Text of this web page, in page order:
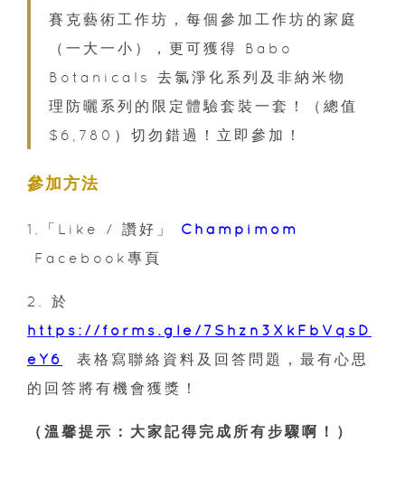
賽克藝術工作坊，每個參加工作坊的家庭
（一大一小），更可獲得 Babo
Botanicals 去氯淨化系列及非納米物
理防曬系列的限定體驗套裝一套！（總值
$6,780）切勿錯過！立即參加！
參加方法
1.「Like / 讚好」 Champimom
Facebook專頁
2. 於
https://forms.gle/7Shzn3XkFbVqsD
eY6
表格寫聯絡資料及回答問題，最有心思
的回答將有機會獲獎！
（溫馨提示：大家記得完成所有步驟啊！）